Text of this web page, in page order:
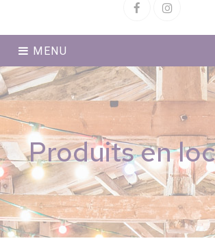
FacebookInstagram
MENU
Produits en